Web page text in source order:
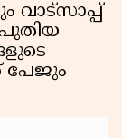
പേജും